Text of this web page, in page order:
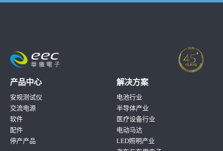
产品中心
安规测试仪
交流电源
软件
配件
停产产品
解决方案
电池行业
半导体产业
医疗设备行业
电动马达
LED照明产业